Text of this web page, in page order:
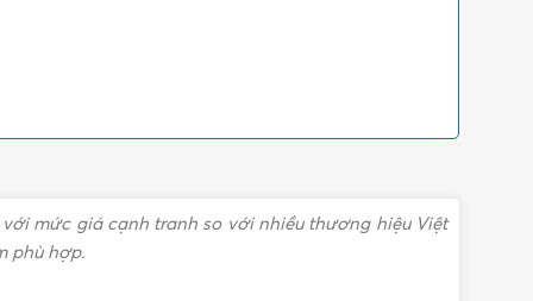
mức giá cạnh tranh so với nhiều thương hiệu Việt
phù hợp.